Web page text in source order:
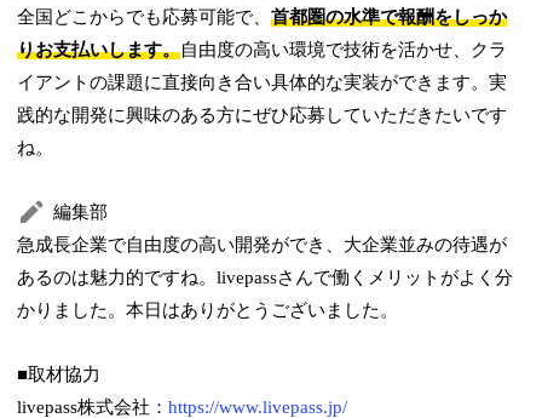
全国どこからでも応募可能で、首都圏の水準で報酬をしっか
りお支払いします。自由度の高い環境で技術を活かせ、クラ
イアントの課題に直接向き合い具体的な実装ができます。実
践的な開発に興味のある方にぜひ応募していただきたいです
ね。
編集部
急成長企業で自由度の高い開発ができ、大企業並みの待遇が
あるのは魅力的ですね。livepassさんで働くメリットがよく分
かりました。本日はありがとうございました。
■取材協力
livepass株式会社：https://www.livepass.jp/